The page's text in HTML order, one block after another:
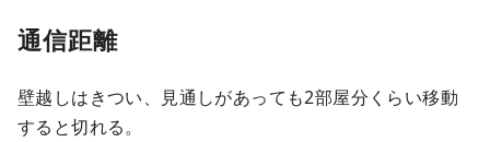
通信距離
壁越しはきつい、見通しがあっても2部屋分くらい移動
すると切れる。